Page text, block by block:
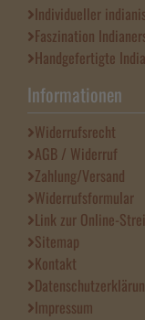
Individueller
Faszination
Handgefertigte
Informationen
Widerrufsrecht
AGB / Widerruf
Zahlung/Versand
Widerrufsformular
Link zur Online-
Sitemap
Kontakt
Impressum